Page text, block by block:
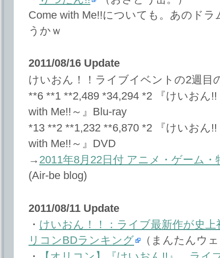
Come with Me!!についても。あのド
うかｗ
2011/08/16 Update
けいおん！！ライブイベントの2週目
**6 **1 **2,489 *34,294 *2 『けいおん
with Me!!～』Blu-ray
*13 **2 **1,232 **6,870 *2 『けいおん
with Me!!～』DVD
→ 2011年8月22日付 アニメ・ゲーム
(Air-be blog)
2011/08/11 Update
・ けいおん！！：ライブ最新作が史
リコンBDランキング
（まんたんウ